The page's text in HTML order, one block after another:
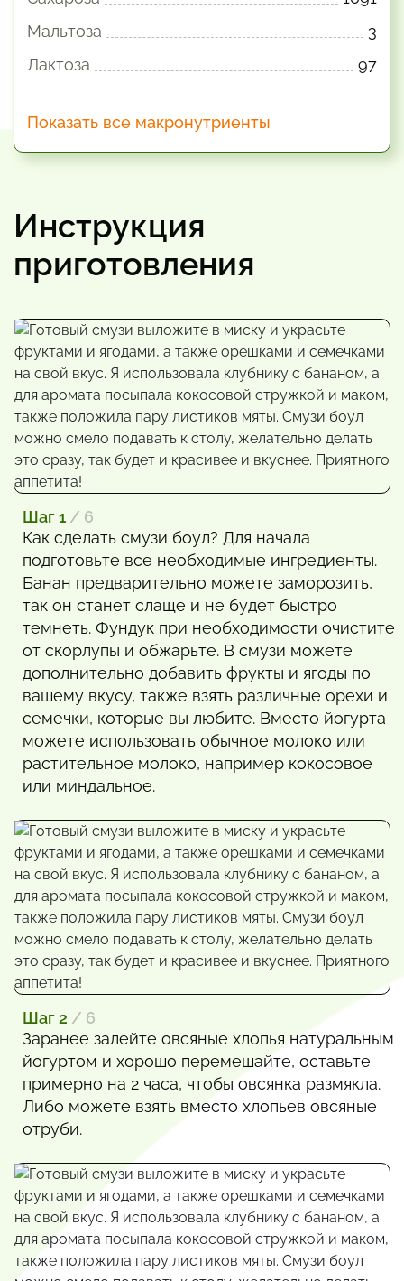
Мальтоза
3
Лактоза
97
Показать все макронутриенты
Инструкция
приготовления
Шаг 1 / 6
Как сделать смузи боул? Для начала
подготовьте все необходимые ингредиенты.
Банан предварительно можете заморозить,
так он станет слаще и не будет быстро
темнеть. Фундук при необходимости очистите
от скорлупы и обжарьте. В смузи можете
дополнительно добавить фрукты и ягоды по
вашему вкусу, также взять различные орехи и
семечки, которые вы любите. Вместо йогурта
можете использовать обычное молоко или
растительное молоко, например кокосовое
или миндальное.
Шаг 2 / 6
Заранее залейте овсяные хлопья натуральным
йогуртом и хорошо перемешайте, оставьте
примерно на 2 часа, чтобы овсянка размякла.
Либо можете взять вместо хлопьев овсяные
отруби.